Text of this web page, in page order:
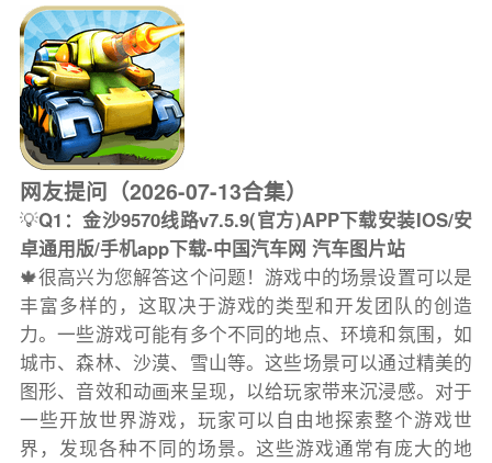
网友提问（2026-07-13合集）
💡Q1：金沙9570线路v7.5.9(官方)APP下载安装IOS/安
卓通用版/手机app下载-中国汽车网 汽车图片站
🍁很高兴为您解答这个问题！游戏中的场景设置可以是
丰富多样的，这取决于游戏的类型和开发团队的创造
力。一些游戏可能有多个不同的地点、环境和氛围，如
城市、森林、沙漠、雪山等。这些场景可以通过精美的
图形、音效和动画来呈现，以给玩家带来沉浸感。对于
一些开放世界游戏，玩家可以自由地探索整个游戏世
界，发现各种不同的场景。这些游戏通常有庞大的地